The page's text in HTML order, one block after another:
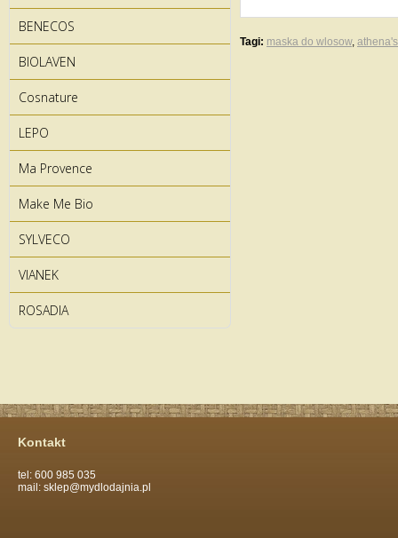
BENECOS
BIOLAVEN
Cosnature
LEPO
Ma Provence
Make Me Bio
SYLVECO
VIANEK
ROSADIA
Tagi: maska do wlosow,
Kontakt
tel: 600 985 035
mail: sklep@mydlodajnia.pl